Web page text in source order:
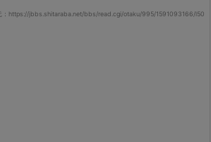
：https://jbbs.shitaraba.net/bbs/read.cgi/otaku/995/1591093166/l50